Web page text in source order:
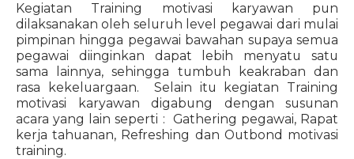
Kegiatan Training motivasi karyawan pun
dilaksanakan oleh seluruh level pegawai dari mulai
pimpinan hingga pegawai bawahan supaya semua
pegawai diinginkan dapat lebih menyatu satu
sama lainnya, sehingga tumbuh keakraban dan
rasa kekeluargaan. Selain itu kegiatan Training
motivasi karyawan digabung dengan susunan
acara yang lain seperti : Gathering pegawai, Rapat
kerja tahuanan, Refreshing dan Outbond motivasi
training.